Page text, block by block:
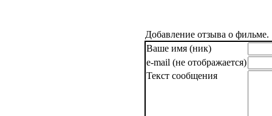
Добавление отзыва о фильме.
Ваше имя (ник)
e-mail (не отображается)
Текст сообщения